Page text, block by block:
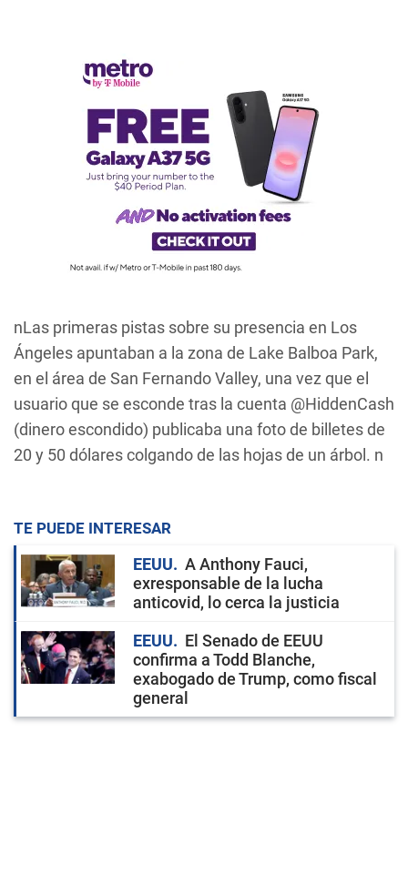
nLas primeras pistas sobre su presencia en Los
Ángeles apuntaban a la zona de Lake Balboa Park,
en el área de San Fernando Valley, una vez que el
usuario que se esconde tras la cuenta @HiddenCash
(dinero escondido) publicaba una foto de billetes de
20 y 50 dólares colgando de las hojas de un árbol. n
TE PUEDE INTERESAR
EEUU
A Anthony Fauci,
exresponsable de la lucha
anticovid, lo cerca la justicia
EEUU
El Senado de EEUU
confirma a Todd Blanche,
exabogado de Trump, como fiscal
general